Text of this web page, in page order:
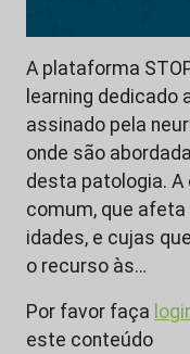
A plataforma
learning
assinado pela
onde são
desta patologia. A
comum, que
idades, e cujas
o recurso às…
Por favor faça
este conteúdo